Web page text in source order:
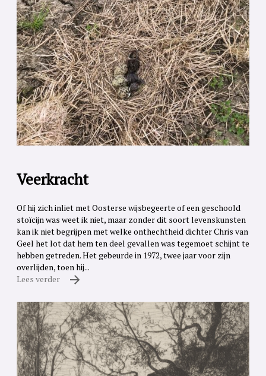
Veerkracht
Of hij zich inliet met Oosterse wijsbegeerte of een geschoold
stoïcijn was weet ik niet, maar zonder dit soort levenskunsten
kan ik niet begrijpen met welke onthechtheid dichter Chris van
Geel het lot dat hem ten deel gevallen was tegemoet schijnt te
hebben getreden. Het gebeurde in 1972, twee jaar voor zijn
overlijden, toen hij...
Lees verder